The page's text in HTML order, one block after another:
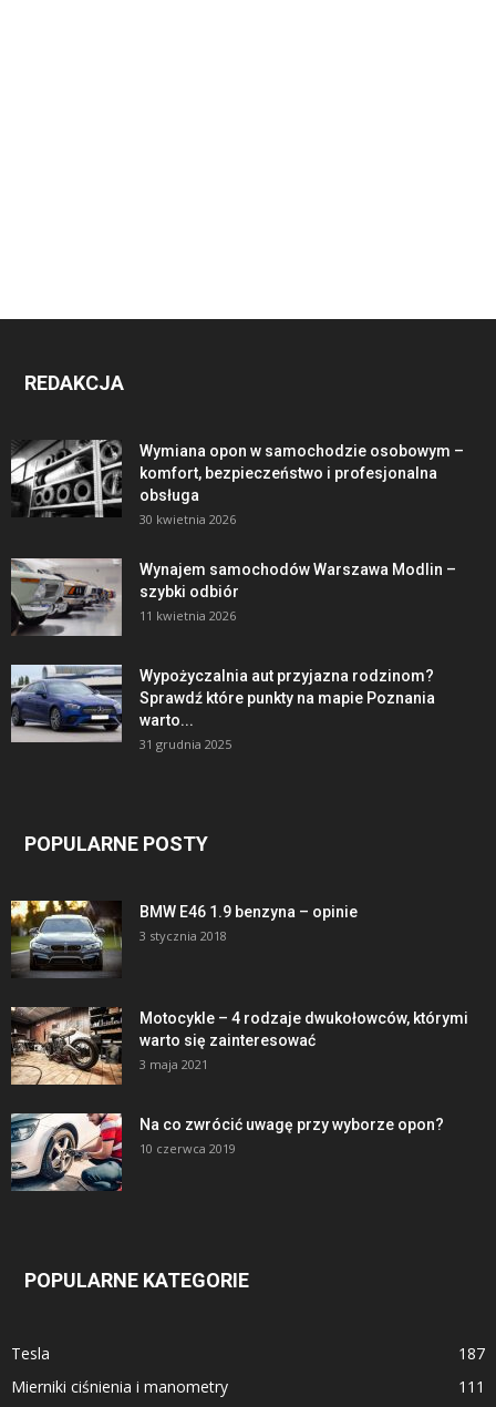
REDAKCJA
Wymiana opon w samochodzie osobowym –
komfort, bezpieczeństwo i profesjonalna
obsługa
30 kwietnia 2026
Wynajem samochodów Warszawa Modlin –
szybki odbiór
11 kwietnia 2026
Wypożyczalnia aut przyjazna rodzinom?
Sprawdź które punkty na mapie Poznania
warto...
31 grudnia 2025
POPULARNE POSTY
BMW E46 1.9 benzyna – opinie
3 stycznia 2018
Motocykle – 4 rodzaje dwukołowców, którymi
warto się zainteresować
3 maja 2021
Na co zwrócić uwagę przy wyborze opon?
10 czerwca 2019
POPULARNE KATEGORIE
Tesla
187
Mierniki ciśnienia i manometry
111